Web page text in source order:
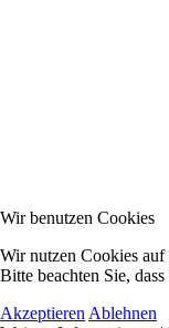
Wir benutzen Cookies
Wir nutzen Cookies auf
Bitte beachten Sie,
Akzeptieren Ablehnen